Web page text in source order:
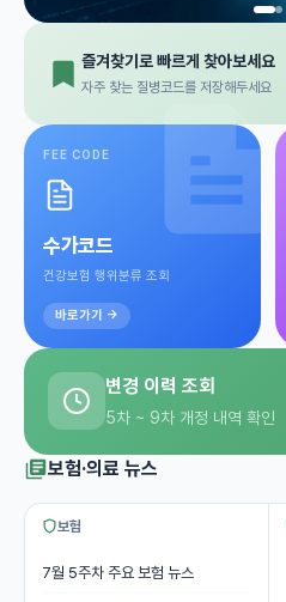
즐겨찾기로 빠르게 찾아보세요
자주 찾는 질병코드를 저장해두세요
FEE CODE
수가코드
건강보험 행위분류 조회
바로가기 →
변경 이력 조회
5차 ~ 9차 개정 내역 확인
보험·의료 뉴스
보험
7월 5주차 주요 보험 뉴스